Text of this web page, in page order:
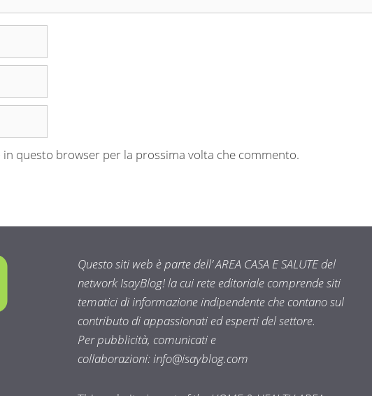
in questo browser per la prossima volta che commento.
Questo siti web è parte dell’ AREA CASA E SALUTE del
network IsayBlog! la cui rete editoriale comprende siti
tematici di informazione indipendente che contano sul
contributo di appassionati ed esperti del settore.
Per pubblicità, comunicati e
collaborazioni:info@isayblog.com